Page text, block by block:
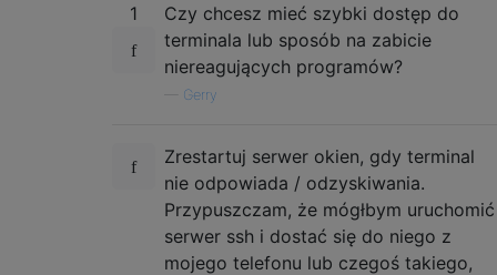
1
Czy chcesz mieć szybki dostęp do
terminala lub sposób na zabicie
niereagujących programów?
Gerry
Zrestartuj serwer okien, gdy terminal
nie odpowiada / odzyskiwania.
Przypuszczam, że mógłbym uruchomić
serwer ssh i dostać się do niego z
mojego telefonu lub czegoś takiego,